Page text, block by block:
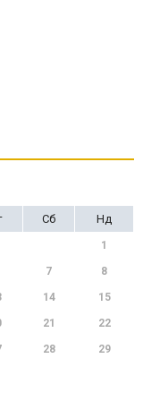
Сб Нд
1
7 8
14 15
21 22
28 29